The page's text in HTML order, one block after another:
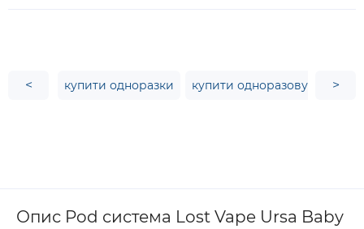
< купити одноразки купити одноразову >
Опис Pod система Lost Vape Ursa Baby